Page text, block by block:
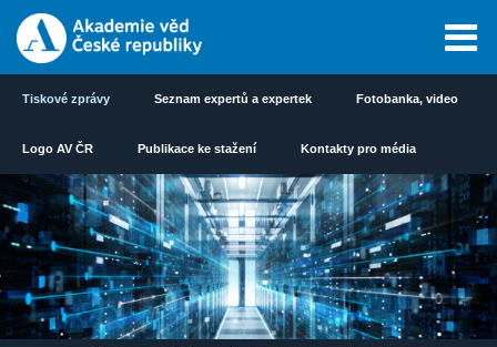
Tiskové zprávy Seznam expertů a expertek Fotobanka, video
Logo AV ČR Publikace ke stažení Kontakty pro média